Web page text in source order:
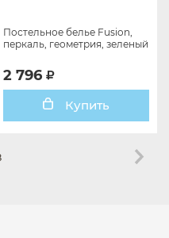
Постельное белье Fusion,
перкаль, геометрия, зеленый
2 796
Купить